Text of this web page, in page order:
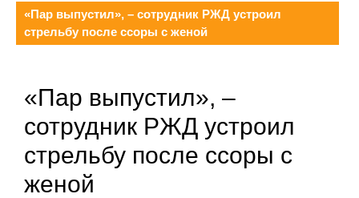
«Пар выпустил», – сотрудник РЖД устроил
стрельбу после ссоры с женой
«Пар выпустил», –
сотрудник РЖД устроил
стрельбу после ссоры с
женой